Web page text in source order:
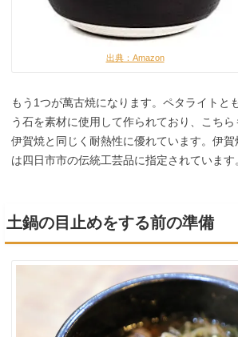
出典：Amazon
もう1つが萬古焼になります。ペタライトと
う石を素材に使用して作られており、こち
伊賀焼と同じく耐熱性に優れています。伊
は四日市市の伝統工芸品に指定されています
土鍋の目止めをする前の準備